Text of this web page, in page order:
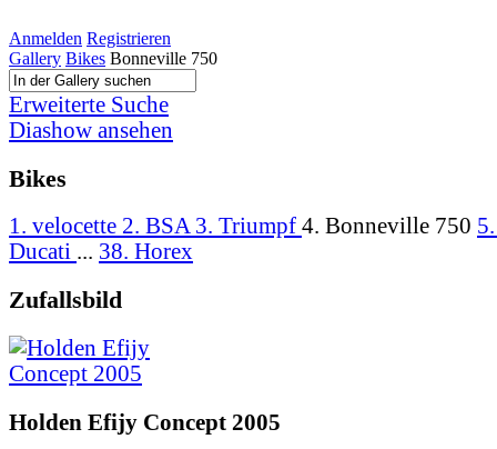
Anmelden Registrieren
Gallery Bikes Bonneville 750
Erweiterte Suche
Diashow ansehen
Bikes
1. velocette 2. BSA 3. Triumpf 4. Bonneville 750
Ducati ... 38. Horex
Zufallsbild
Holden Efijy Concept 2005